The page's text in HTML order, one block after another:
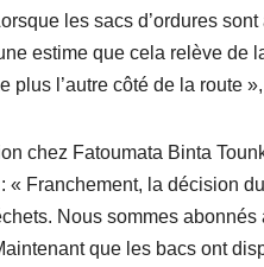
les sacs d’ordures
estime que cela relève de
plus l’autre côté de la route
chez Fatoumata Binta
« Franchement, la décision
Nous sommes
que les bacs ont